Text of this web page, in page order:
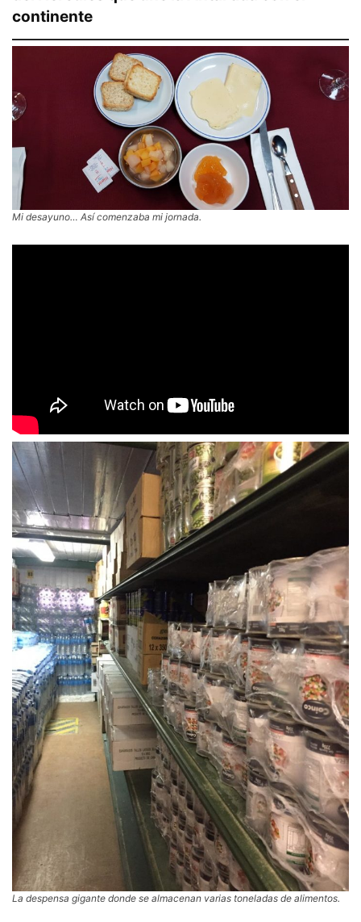
continente
Mi desayuno… Así comenzaba mi jornada.
La despensa gigante donde se almacenan varias toneladas de alimentos.